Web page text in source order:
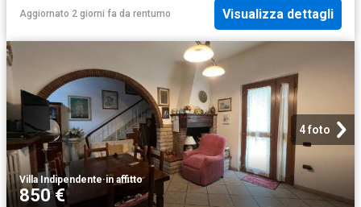
Aggiornato 2 giorni fa da rentumo Visualizza dettagli
4 foto
Villa Indipendente·in affitto
850 €